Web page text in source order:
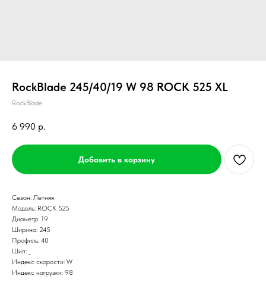
RockBlade 245/40/19 W 98 ROCK 525 XL
RockBlade
6 990 р.
Добавить в корзину
Сезон: Летняя
Модель: ROCK 525
Диаметр: 19
Ширина: 245
Профиль: 40
Шип: _
Индекс скорости: W
Индекс нагрузки: 98